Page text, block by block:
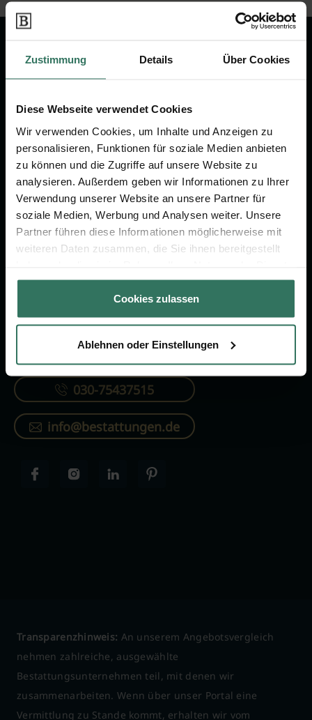
Zustimmung Details Über Cookies
Diese Webseite verwendet Cookies
Wir verwenden Cookies, um Inhalte und Anzeigen zu
personalisieren, Funktionen für soziale Medien anbieten
zu können und die Zugriffe auf unsere Website zu
analysieren. Außerdem geben wir Informationen zu Ihrer
Verwendung unserer Website an unsere Partner für
soziale Medien, Werbung und Analysen weiter. Unsere
Partner führen diese Informationen möglicherweise mit
weiteren Daten zusammen, die Sie ihnen bereitgestellt
gesammelt haben.
Cookies zulassen
Ablehnen oder Einstellungen
Wir sind Ihr Ansprechpartner rund
um das Thema Bestattung &
Jetzt beraten lassen
FÜR SIE
Vergleich
FÜR BESTATTER
Online-Portal
030-75437515
info@bestattungen.de
Transparenzhinweis: An unserem Angebotsvergleich
nehmen zahlreiche, ausgewählte
Bestattungsunternehmen teil, mit denen wir
zusammenarbeiten. Wenn über unser Portal eine
Vermittlung zu Stande kommt, erhalten wir vom